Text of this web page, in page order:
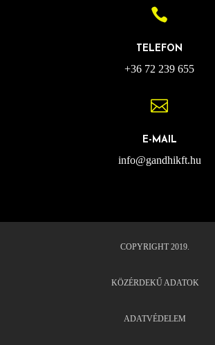

TELEFON
+36 72 239 655

E-MAIL
info@gandhikft.hu
COPYRIGHT 2019.
KÖZÉRDEKŰ ADATOK
ADATVÉDELEM